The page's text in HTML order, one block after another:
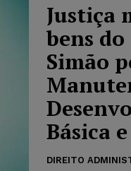
Justiça
bens
Simão
Básica
DIREITO